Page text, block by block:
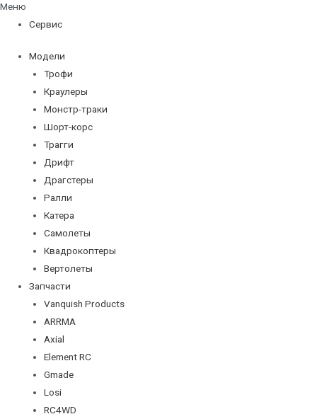
Меню
Сервис
Модели
Трофи
Краулеры
Монстр-траки
Шорт-корс
Трагги
Дрифт
Драгстеры
Ралли
Катера
Самолеты
Квадрокоптеры
Вертолеты
Запчасти
Vanquish Products
ARRMA
Axial
Element RC
Gmade
Losi
RC4WD